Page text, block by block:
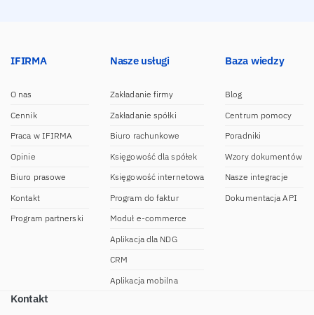
IFIRMA
O nas
Cennik
Praca w IFIRMA
Opinie
Biuro prasowe
Kontakt
Program partnerski
Nasze usługi
Zakładanie firmy
Zakładanie spółki
Biuro rachunkowe
Księgowość dla spółek
Księgowość internetowa
Program do faktur
Moduł e-commerce
Aplikacja dla NDG
CRM
Aplikacja mobilna
Baza wiedzy
Blog
Centrum pomocy
Poradniki
Wzory dokumentów
Nasze integracje
Dokumentacja API
Kontakt